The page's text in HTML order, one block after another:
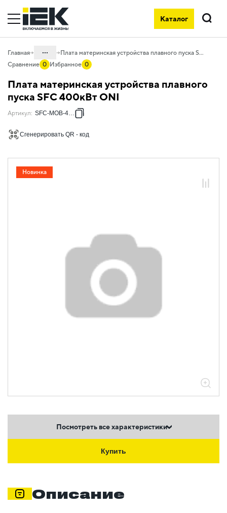
Каталог
Поиск
Главная ...
30. Автоматизация зданий и процессов
30.07 Оборудование для систем
комплексной автоматизации
30.07.07 Комплектующие для сервиса
промышленных УПП
Плата материнская устройства плавного пуска SFC 400кВт ONI
Сравнение 0 Избранное 0
Плата материнская устройства плавного
пуска SFC 400кВт ONI
Новинка
Артикул: SFC-MOB-400G
Сгенерировать QR - код
Посмотреть все характеристики
Купить
Описание